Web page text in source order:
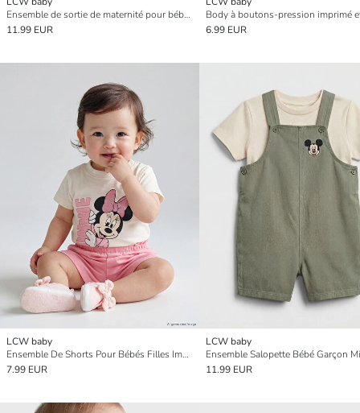
Ensemble de sortie de maternité pour bébé fille
11.99 EUR
6.99 EUR
LCW baby
Ensemble De Shorts Pour Bébés Filles Imprimé Minnie Mouse
7.99 EUR
LCW baby
11.99 EUR